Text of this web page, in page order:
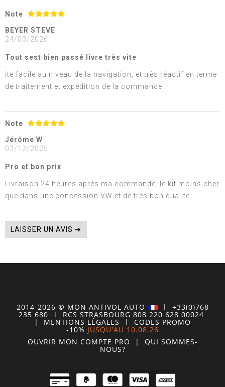
Note
BEYER STEVE
24/03/2026
Tout sest bien passé livre très vite
ite facile au niveau de la navigation, et très réactif en terme
de traitement et expédition de la commande.
Note
Jérôme W
02/12/2025
Pro et bon prix
Livraison 24 heures après ma commande. le kit moins cher
que dans une concession VW et de très bon qualité.
LAISSER UN AVIS ➔
2014-2026 © MON ANTIVOL AUTO | +33(0)768
235 680 | RCS STRASBOURG 808 220 628 00024
| MENTIONS LÉGALES | CODES PROMO
-10% JUSQU'AU 10.08.26
OUVRIR MON COMPTE PRO | QUI SOMMES-
NOUS?